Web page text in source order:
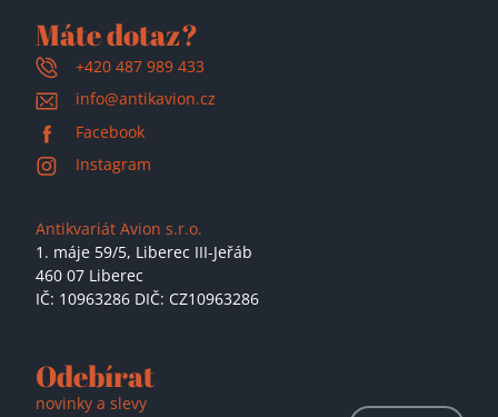
Máte dotaz?
+420 487 989 433
info@antikavion.cz
Facebook
Instagram
Antikvariát Avion s.r.o.
1. máje 59/5, Liberec III-Jeřáb
460 07 Liberec
IČ: 10963286 DIČ: CZ10963286
Odebírat
novinky a slevy